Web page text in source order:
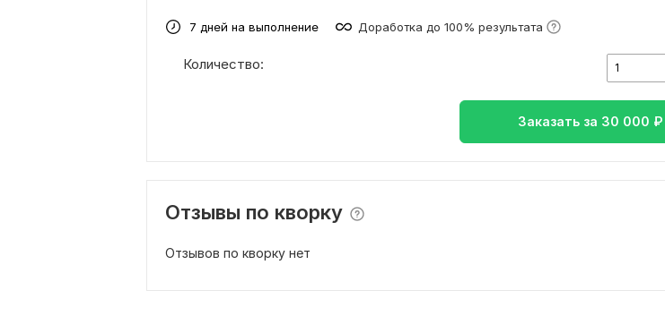
7 дней на выполнение Доработка до 100% результата
1
Количество:
Заказать за 30 000 ₽
Отзывы по кворку
Отзывов по кворку нет